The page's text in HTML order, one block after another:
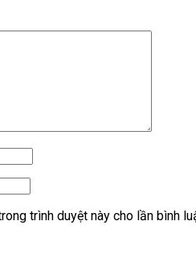
trình duyệt này cho lần bình